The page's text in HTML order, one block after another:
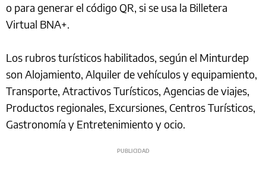
o para generar el código QR, si se usa la Billetera
Virtual BNA+.
Los rubros turísticos habilitados, según el Minturdep
son Alojamiento, Alquiler de vehículos y equipamiento,
Transporte, Atractivos Turísticos, Agencias de viajes,
Productos regionales, Excursiones, Centros Turísticos,
Gastronomía y Entretenimiento y ocio.